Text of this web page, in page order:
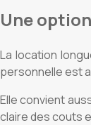
Une
La location
personnelle est
Elle convient
claire des couts